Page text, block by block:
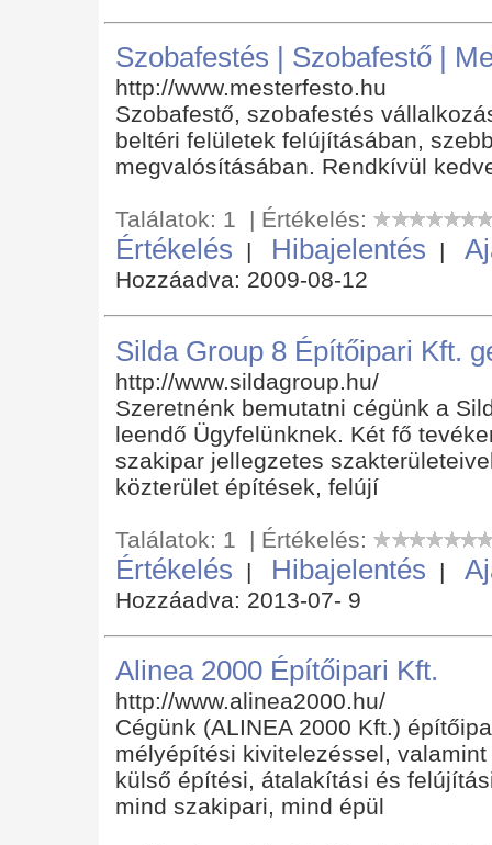
Szobafestés | Szobafestő |
http://www.mesterfesto.hu
Szobafestő, szobafestés
beltéri felületek felújításában,
megvalósításában. Rendkívül
Találatok: 1 | Értékelés:
Értékelés | Hibajelentés |
Hozzáadva: 2009-08-12
Silda Group 8 Építőipari Kft.
http://www.sildagroup.hu/
Szeretnénk bemutatni cégünk a
leendő Ügyfelünknek. Két fő
szakipar jellegzetes
közterület építések, felújí
Találatok: 1 | Értékelés:
Értékelés | Hibajelentés |
Hozzáadva: 2013-07- 9
Alinea 2000 Építőipari Kft.
http://www.alinea2000.hu/
Cégünk (ALINEA 2000 Kft.)
mélyépítési kivitelezéssel,
külső építési, átalakítási és
mind szakipari, mind épül